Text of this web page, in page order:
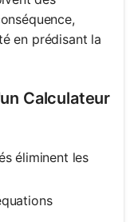
en prédisant la
Calculateur
éliminent les